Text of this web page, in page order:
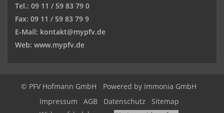
Tel.: 09 11 / 59 83 79 0
Fax: 09 11 / 59 83 79 9
E-Mail: kontakt@mypfv.de
Web: www.mypfv.de
© PFV Hofmann GmbH
Powered by Immonia GmbH
Impressum
AGB Datenschutz
Sitemap